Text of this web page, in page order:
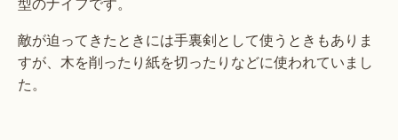
敵が迫ってきたときには手裏剣として使うときもありま
すが、木を削ったり紙を切ったりなどに使われていまし
た。